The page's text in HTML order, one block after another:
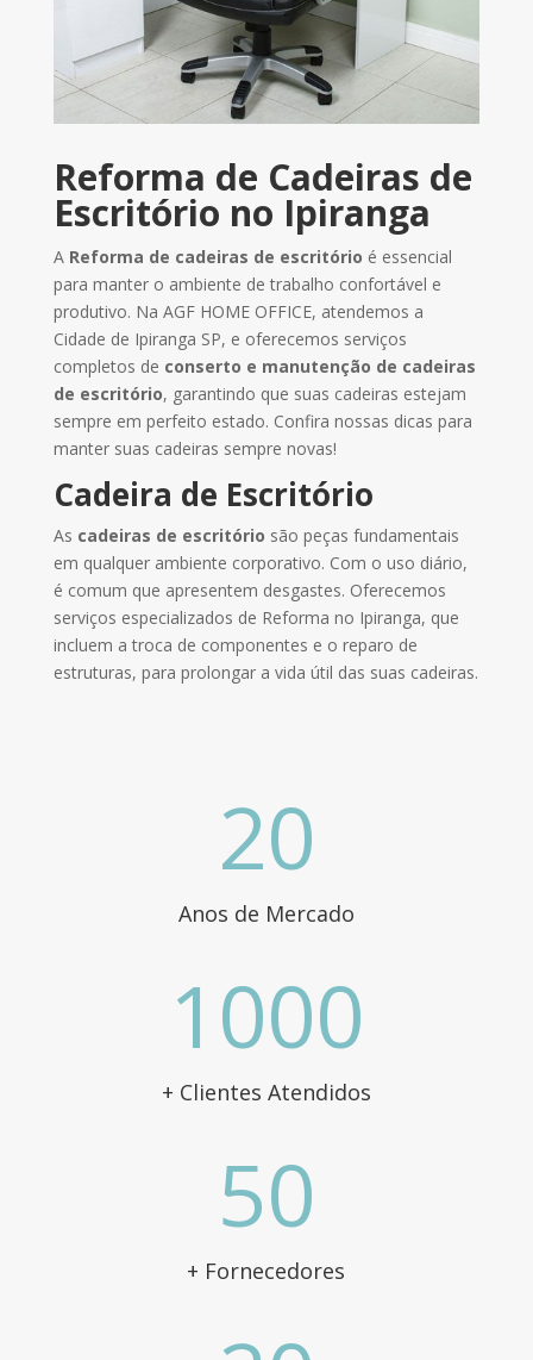
Reforma de Cadeiras de
Escritório no Ipiranga
A Reforma de cadeiras de escritório é essencial
para manter o ambiente de trabalho confortável e
produtivo. Na AGF HOME OFFICE, atendemos a
Cidade de Ipiranga SP, e oferecemos serviços
completos de conserto e manutenção de cadeiras
de escritório, garantindo que suas cadeiras estejam
sempre em perfeito estado. Confira nossas dicas para
manter suas cadeiras sempre novas!
Cadeira de Escritório
As cadeiras de escritório são peças fundamentais
em qualquer ambiente corporativo. Com o uso diário,
é comum que apresentem desgastes. Oferecemos
serviços especializados de Reforma no Ipiranga, que
incluem a troca de componentes e o reparo de
estruturas, para prolongar a vida útil das suas cadeiras.
20
Anos de Mercado
1000
+ Clientes Atendidos
50
+ Fornecedores